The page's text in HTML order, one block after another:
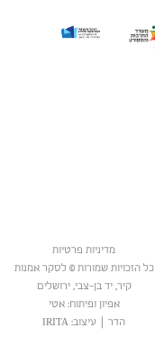
מדיניות פרטיות
כל הזכויות שמורות © לסקר אמנות
קיר, יד בן-צבי, ירושלים
אפיון ופיתוח: אטי
הדר
עיצוב: IRITA